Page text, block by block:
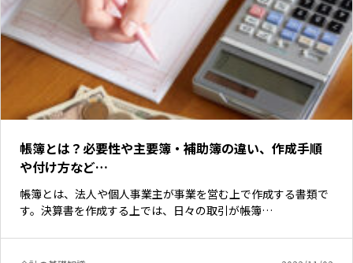
帳簿とは？必要性や主要簿・補助簿の違い、作成手順
や付け方など…
帳簿とは、法人や個人事業主が事業を営む上で作成する書類で
す。決算書を作成する上では、日々の取引が帳簿…